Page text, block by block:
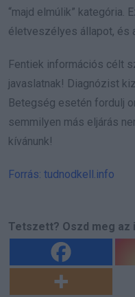
“majd elmúlik” kategória.
életveszélyes állapot, és
Fentiek információs célt
javaslatnak! Diagnózist
Betegség esetén fordulj
semmilyen más eljárás
kívánunk!
Forrás: tudnodkell.info
Tetszett? Oszd meg az